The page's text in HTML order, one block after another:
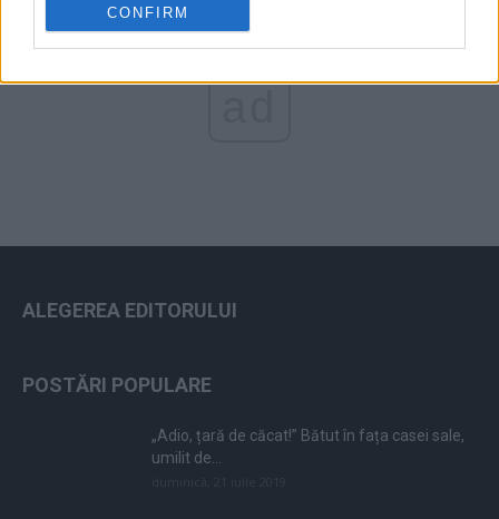
CONFIRM
ALEGEREA EDITORULUI
POSTĂRI POPULARE
„Adio, țară de căcat!” Bătut în fața casei sale,
umilit de...